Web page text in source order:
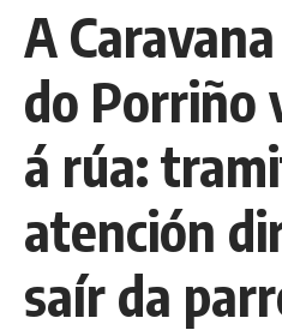
A
do Porriño
á rúa:
atención
saír da